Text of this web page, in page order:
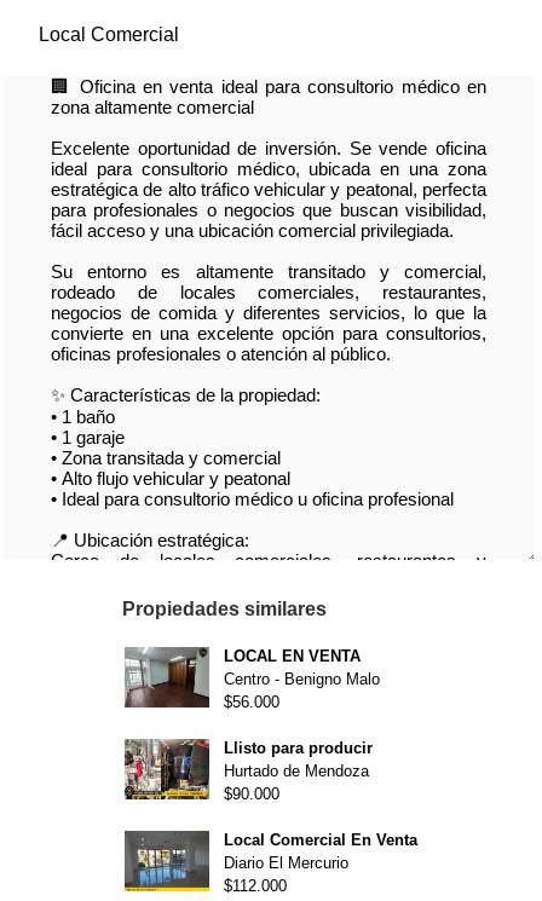
Local Comercial
Propiedades similares
LOCAL EN VENTA
Centro - Benigno Malo
$56.000
Llisto para producir
Hurtado de Mendoza
$90.000
Local Comercial En Venta
Diario El Mercurio
$112.000